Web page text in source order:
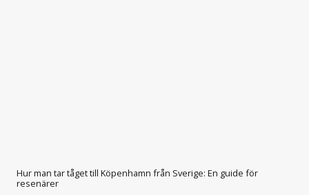
Hur man tar tåget till Köpenhamn från Sverige: En guide för
resenärer